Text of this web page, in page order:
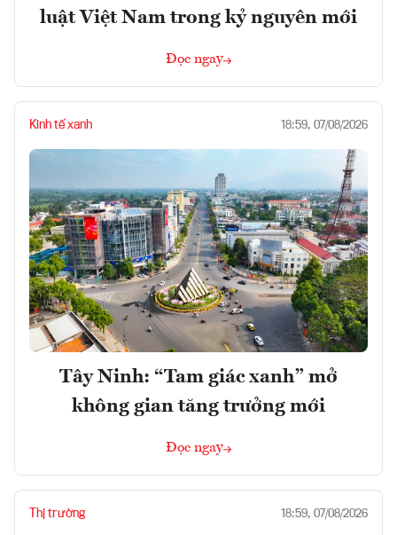
luật Việt Nam trong kỷ nguyên mới
Đọc ngay
Kinh tế xanh 18:59, 07/08/2026
Tây Ninh: “Tam giác xanh” mở
không gian tăng trưởng mới
Đọc ngay
Thị trường 18:59, 07/08/2026